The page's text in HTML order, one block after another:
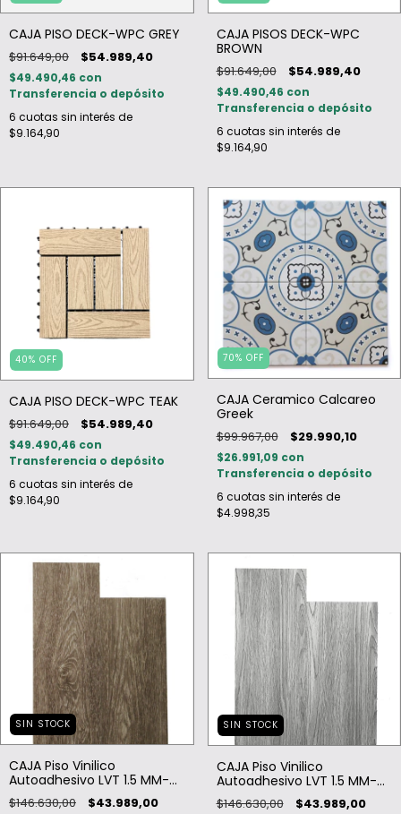
CAJA PISO DECK-WPC GREY
$91.649,00 $54.989,40
$49.490,46 con
Transferencia o depósito
6 cuotas sin interés de
$9.164,90
CAJA PISOS DECK-WPC
BROWN
$91.649,00 $54.989,40
$49.490,46 con
Transferencia o depósito
6 cuotas sin interés de
$9.164,90
40% OFF
CAJA PISO DECK-WPC TEAK
$91.649,00 $54.989,40
$49.490,46 con
Transferencia o depósito
6 cuotas sin interés de
$9.164,90
70% OFF
CAJA Ceramico Calcareo
Greek
$99.967,00 $29.990,10
$26.991,09 con
Transferencia o depósito
6 cuotas sin interés de
$4.998,35
SIN STOCK
CAJA Piso Vinilico
Autoadhesivo LVT 1.5 MM-
BATU
$146.630,00 $43.989,00
SIN STOCK
CAJA Piso Vinilico
Autoadhesivo LVT 1.5 MM-
MINK
$146.630,00 $43.989,00